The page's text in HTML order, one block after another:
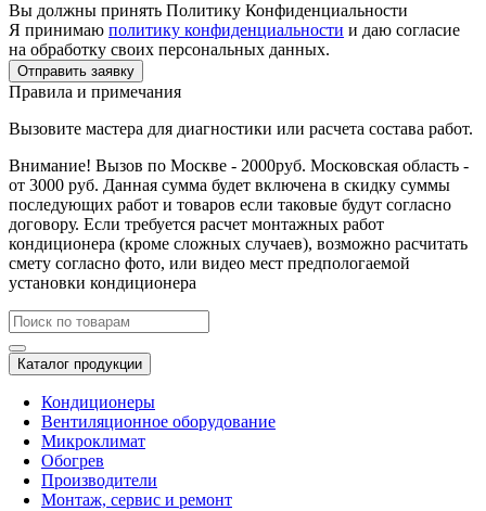
Вы должны принять Политику Конфиденциальности
Я принимаю политику конфиденциальности и даю согласие
на обработку своих персональных данных.
Отправить заявку
Правила и примечания
Вызовите мастера для диагностики или расчета состава работ.
Внимание! Вызов по Москве - 2000руб. Московская область -
от 3000 руб. Данная сумма будет включена в скидку суммы
последующих работ и товаров если таковые будут согласно
договору. Если требуется расчет монтажных работ
кондиционера (кроме сложных случаев), возможно расчитать
смету согласно фото, или видео мест предпологаемой
установки кондиционера
Каталог продукции
Кондиционеры
Вентиляционное оборудование
Микроклимат
Обогрев
Производители
Монтаж, сервис и ремонт